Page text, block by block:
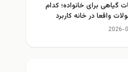
گیاهی برای خانواده؛ کدام
واقعا در خانه کاربرد
2026-